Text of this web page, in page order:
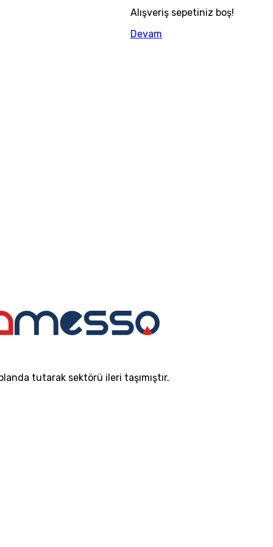
Alışveriş sepetiniz boş!
Devam
tutarak sektörü ileri taşımıştır.